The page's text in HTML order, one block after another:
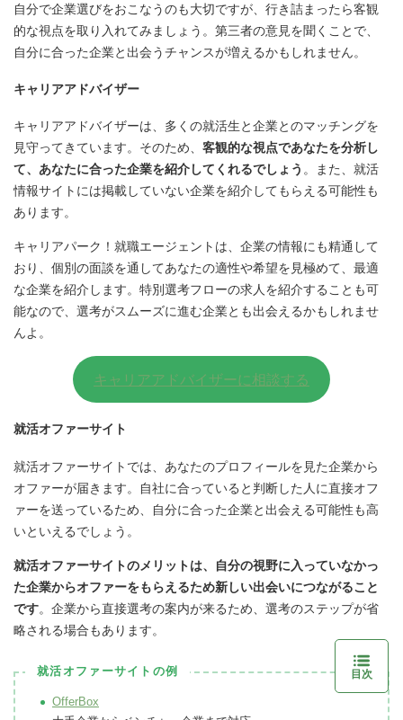
自分で企業選びをおこなうのも大切ですが、行き詰まったら客観
的な視点を取り入れてみましょう。第三者の意見を聞くことで、
自分に合った企業と出会うチャンスが増えるかもしれません。
キャリアアドバイザー
キャリアアドバイザーは、多くの就活生と企業とのマッチングを
見守ってきています。そのため、 客観的な視点であなたを分析し
て、あなたに合った企業を紹介してくれるでしょう 。また、就活
情報サイトには掲載していない企業を紹介してもらえる可能性も
あります。
キャリアパーク！就職エージェントは、企業の情報にも精通して
おり、個別の面談を通してあなたの適性や希望を見極めて、最適
な企業を紹介します。特別選考フローの求人を紹介することも可
能なので、選考がスムーズに進む企業とも出会えるかもしれませ
んよ。
キャリアアドバイザーに相談する
就活オファーサイト
就活オファーサイトでは、あなたのプロフィールを見た企業から
オファーが届きます。自社に合っていると判断した人に直接オフ
ァーを送っているため、自分に合った企業と出会える可能性も高
いといえるでしょう。
就活オファーサイトのメリットは、自分の視野に入っていなかっ
た企業からオファーをもらえるため新しい出会いにつながること
です。企業から直接選考の案内が来るため、選考のステップが省
略される場合もあります。
就活オファーサイトの例
OfferBox
目次